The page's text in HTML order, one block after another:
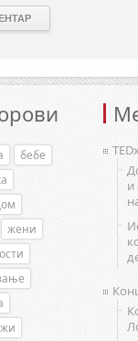
бебе
жени
и